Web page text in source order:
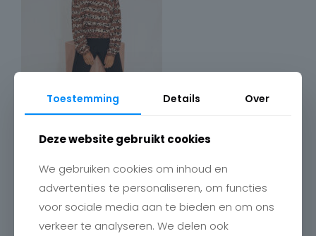
Contact
Toestemming Details Over
Deze website gebruikt cookies
We gebruiken cookies om inhoud en
advertenties te personaliseren, om functies
voor sociale media aan te bieden en om ons
verkeer te analyseren. We delen ook